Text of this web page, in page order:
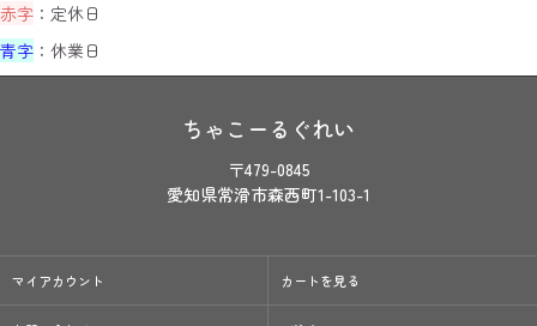
赤字 ：定休日
青字 ：休業日
ちゃこーるぐれい
〒479-0845
愛知県常滑市森西町1-103-1
マイアカウント カートを見る